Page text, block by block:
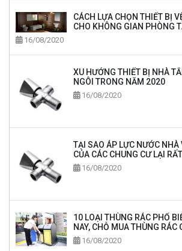
CÁCH LỰA CHỌN THIẾT BỊ
CHO KHÔNG GIAN PHÒNG
16/08/2020
XU HƯỚNG THIẾT BỊ NHÀ
NGÔI TRONG NĂM 2020
16/08/2020
TẠI SAO ÁP LỰC NƯỚC NHÀ
CỦA CÁC CHUNG CƯ LẠI
16/08/2020
10 LOẠI THÙNG RÁC PHỔ
NAY, CHỖ MUA THÙNG RÁC
16/08/2020